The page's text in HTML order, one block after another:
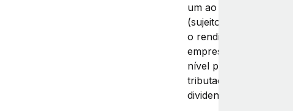
um ao nível da
(sujeito ao imposto
o rendimento das
empresas) e outro ao
nível pessoal (para a
tributação do salário
dividendos).